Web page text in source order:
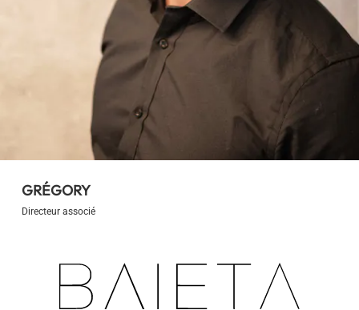
GRÉGORY
Directeur associé